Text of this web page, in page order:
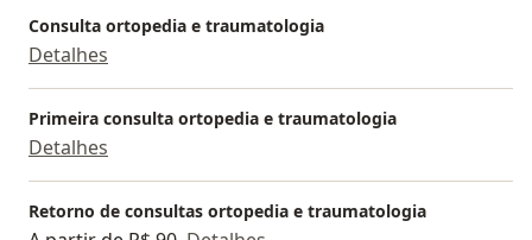
Consulta ortopedia e traumatologia
Detalhes
Primeira consulta ortopedia e traumatologia
Detalhes
Retorno de consultas ortopedia e traumatologia